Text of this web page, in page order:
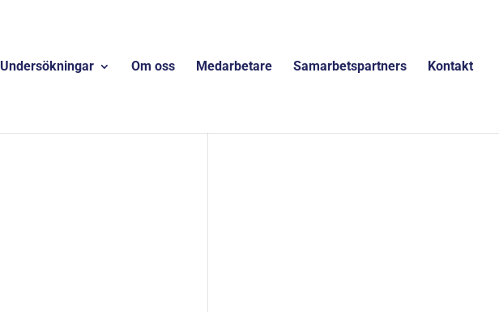
Undersökningar Om oss Medarbetare Samarbetspartners Kontakt